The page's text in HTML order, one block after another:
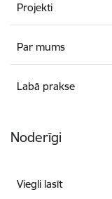
Projekti
Par mums
Labā prakse
Noderīgi
Viegli lasīt